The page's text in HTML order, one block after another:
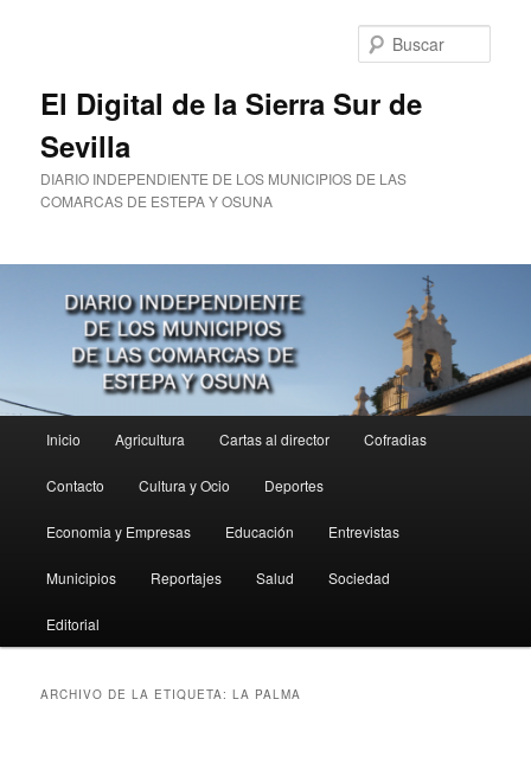
El Digital de la Sierra Sur de
Sevilla
DIARIO INDEPENDIENTE DE LOS MUNICIPIOS DE LAS
COMARCAS DE ESTEPA Y OSUNA
principal
Inicio Agricultura Cartas al director Cofradias
Contacto Cultura y Ocio Deportes
Economia y Empresas Educación Entrevistas
Municipios Reportajes Salud Sociedad
Editorial
ARCHIVO DE LA ETIQUETA:LA PALMA